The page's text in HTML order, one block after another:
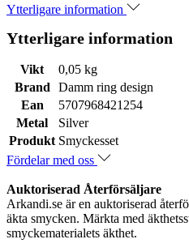
Ytterligare information
Ytterligare information
Vikt
0,05 kg
Brand
Damm ring design
Ean
5707968421254
Metal
Silver
Produkt Smyckesset
Fördelar med oss
Auktoriserad Återförsäljare
Arkandi.se är en auktoriserad
äkta smycken. Märkta med
smyckematerialets äkthet.